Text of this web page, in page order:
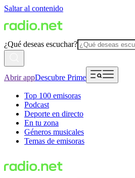
Saltar al contenido
¿Qué deseas escuchar?
Abrir appDescubre Prime
Top 100 emisoras
Podcast
Deporte en directo
En tu zona
Géneros musicales
Temas de emisoras